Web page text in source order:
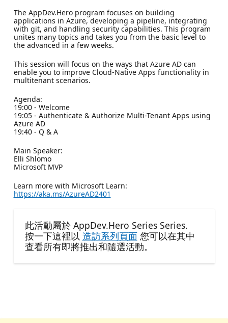
The AppDev.Hero program focuses on building
applications in Azure, developing a pipeline, integrating
with git, and handling security capabilities. This program
unites many topics and takes you from the basic level to
the advanced in a few weeks.
This session will focus on the ways that Azure AD can
enable you to improve Cloud-Native Apps functionality in
multitenant scenarios.
Agenda:
19:00 - Welcome
19:05 - Authenticate & Authorize Multi-Tenant Apps using
Azure AD
19:40 - Q & A
Main Speaker:
Elli Shlomo
Microsoft MVP
Learn more with Microsoft Learn:
https://aka.ms/AzureAD2401
此活動屬於 AppDev.Hero Series Series.
按一下這裡以 造訪系列頁面您可以在其中
查看所有即將推出和隨選活動。